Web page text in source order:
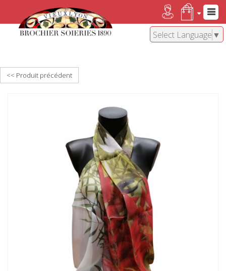
Select Language ▼
<< Produit précédent